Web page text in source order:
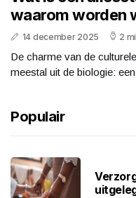
waarom worden
14 december 2025 2
De charme van de
meestal uit de biologie:
Populair